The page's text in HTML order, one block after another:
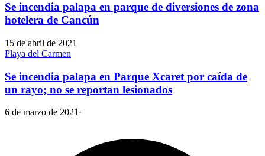
Se incendia palapa en parque de diversiones de zona
hotelera de Cancún
15 de abril de 2021
Playa del Carmen
Se incendia palapa en Parque Xcaret por caída de
un rayo; no se reportan lesionados
6 de marzo de 2021·